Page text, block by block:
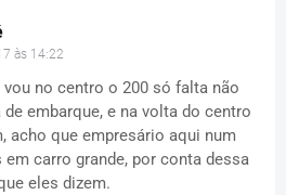
às 14:22
no centro o 200 só falta não
embarque, e na volta do centro
acho que empresário aqui num
carro grande, por conta dessa
eles dizem.